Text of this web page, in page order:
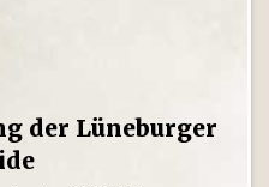
der Lüneburger